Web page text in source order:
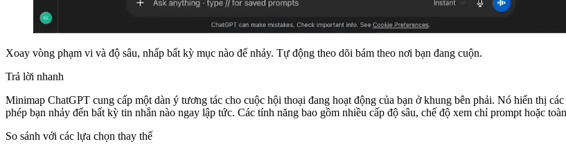
Xoay vòng phạm vi và độ sâu, nhấp bất kỳ mục nào để nhảy. Tự động theo dõi bám theo nơi bạn đang cuộn.
Trả lời nhanh
Minimap ChatGPT cung cấp một dàn ý tương tác cho cuộc hội thoại đang hoạt động của bạn ở khung bên phải. Nó hiển thị
phép bạn nhảy đến bất kỳ tin nhắn nào ngay lập tức. Các tính năng bao gồm nhiều cấp độ sâu, chế độ xem chỉ prompt hoặc
So sánh với các lựa chọn thay thế